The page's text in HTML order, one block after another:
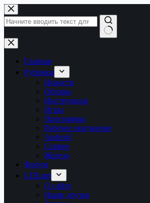
Перейти
к
сути
Ничего
не
найденоГлавная
Рубрики
Новости
Обзоры
Инструкции
Игры
Программы
Рабочее окружение
Android
Сервер
Железо
Форум
LTB.net
О сайте
Наши друзья